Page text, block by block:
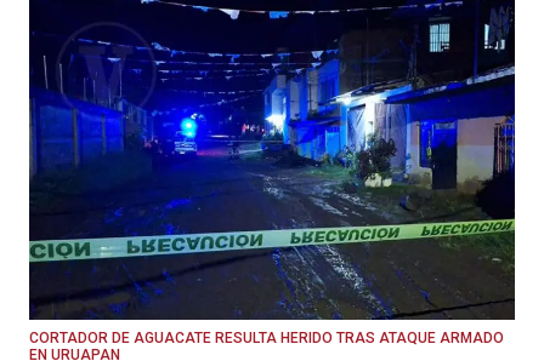
CORTADOR DE AGUACATE RESULTA HERIDO TRAS ATAQUE ARMADO
EN URUAPAN